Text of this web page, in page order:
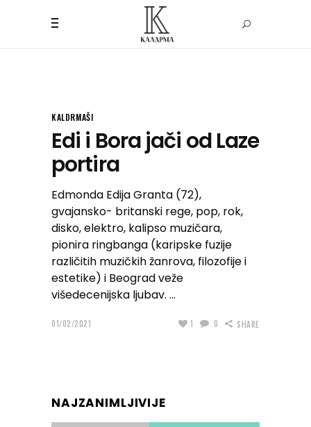
KALDRMAŠI
Edi i Bora jači od Laze
portira
Edmonda Edija Granta (72),
gvajansko- britanski rege, pop, rok,
disko, elektro, kalipso muzičara,
pionira ringbanga (karipske fuzije
različitih muzičkih žanrova, filozofije i
estetike) i Beograd veže
višedecenijska ljubav.
01/02/2021 1 0 SHARE
NAJZANIMLJIVIJE